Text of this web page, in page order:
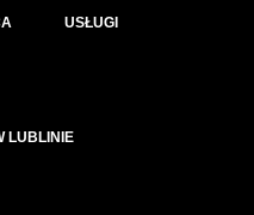
USŁUGI
LUBLINIE